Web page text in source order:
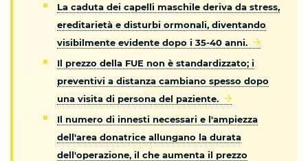
La caduta dei capelli maschile deriva da stress,
ereditarietà e disturbi ormonali, diventando
visibilmente evidente dopo i 35-40 anni.
Il prezzo della FUE non è standardizzato; i
preventivi a distanza cambiano spesso dopo
una visita di persona del paziente.
Il numero di innesti necessari e l'ampiezza
dell'area donatrice allungano la durata
dell'operazione, il che aumenta il prezzo